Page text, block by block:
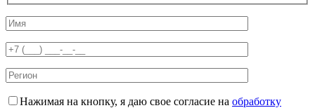
Нажимая на кнопку, я даю свое согласие на обработку